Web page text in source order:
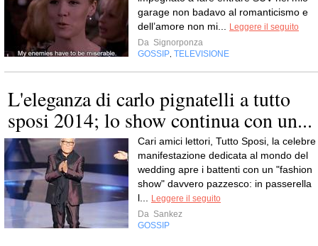
garage non badavo al romanticismo e
dell’amore non mi...
Leggere il seguito
Da Signorponza
GOSSIP TELEVISIONE
L'eleganza di carlo pignatelli a tutto
sposi 2014; lo show continua con un...
Cari amici lettori, Tutto Sposi, la celebre
manifestazione dedicata al mondo del
wedding apre i battenti con un "fashion
show" davvero pazzesco: in passerella
l...
Leggere il seguito
Da Sankez
GOSSIP